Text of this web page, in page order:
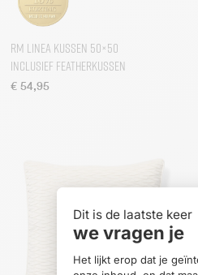
RM Linea Kussen 50×50
inclusief Featherkussen
€54,95